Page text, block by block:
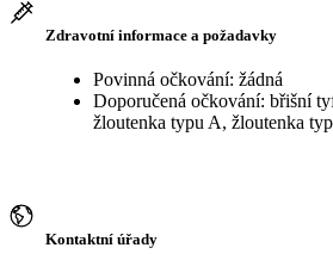
Zdravotní informace a požadavky
Povinná očkování: žádná
Doporučená očkování: břišní
žloutenka typu A, žloutenka
Kontaktní úřady